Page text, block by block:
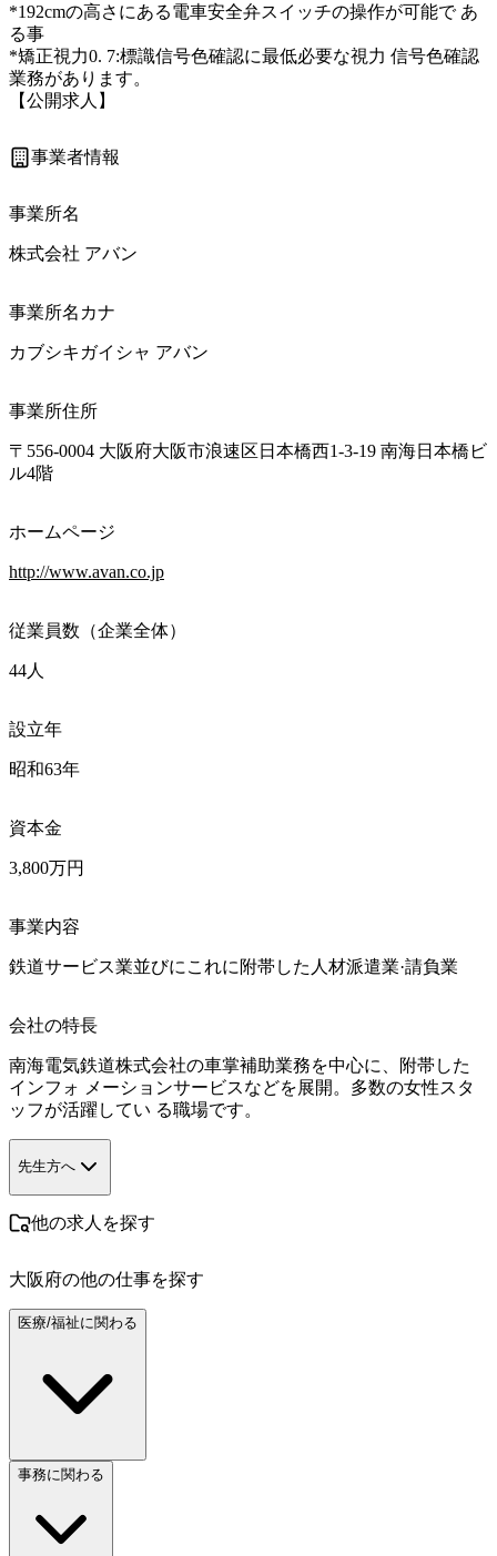
*192cmの高さにある電車安全弁スイッチの操作が可能で あ
る事
*矯正視力0. 7:標識信号色確認に最低必要な視力 信号色確認
業務があります。
【公開求人】
事業者情報
事業所名
株式会社 アバン
事業所名カナ
カブシキガイシャ アバン
事業所住所
〒556-0004 大阪府大阪市浪速区日本橋西1-3-19 南海日本橋ビ
ル4階
ホームページ
http://www.avan.co.jp
従業員数（企業全体）
44人
設立年
昭和63年
資本金
3,800万円
事業内容
鉄道サービス業並びにこれに附帯した人材派遣業·請負業
会社の特長
南海電気鉄道株式会社の車掌補助業務を中心に、附帯した
インフォ メーションサービスなどを展開。多数の女性スタ
ッフが活躍してい る職場です。
先生方へ
他の求人を探す
大阪府の他の仕事を探す
医療/福祉に関わる
事務に関わる